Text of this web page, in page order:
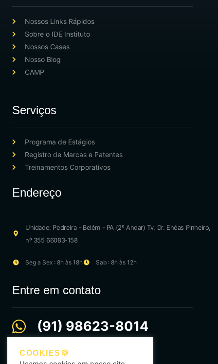
Nossos Links Rápidos
Sobre o IDE Instituto
Nossos Cases
Nosso Blog
CAMP
Serviços
Programa de Estágios
Registro de Marcas e Patentes
Treinamentos Corporativos
Endereço
Unidade: Pedreira - Belém - PA (2º Andar) Tv. Dr. Enéas Pinheiro,
nº 355 66083-158
Seg a Sex : 8h às 18h Sab : 8h às 12h
Entre em contato
(91) 98623-8014
comercial@ideinstituto.com.br
COOKIES🍪